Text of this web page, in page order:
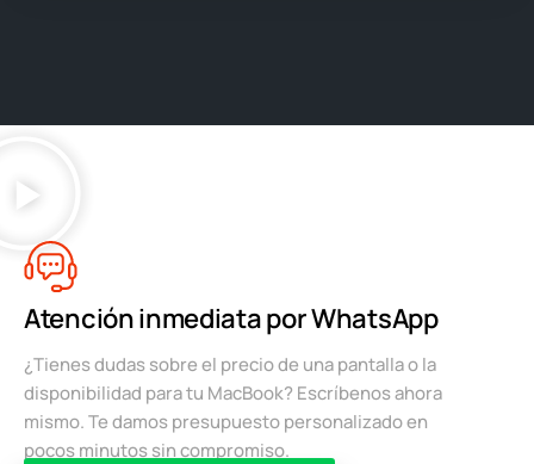
Atención inmediata por WhatsApp
¿Tienes dudas sobre el precio de una pantalla o la
disponibilidad para tu MacBook? Escríbenos ahora
mismo. Te damos presupuesto personalizado en
pocos minutos sin compromiso.